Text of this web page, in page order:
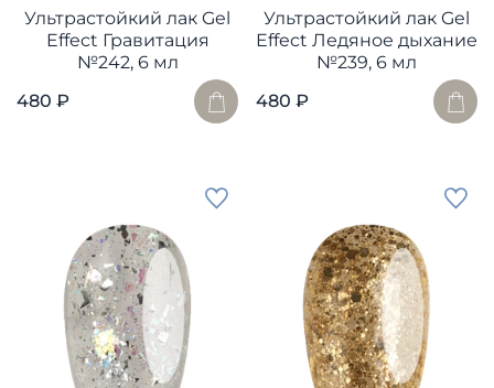
Ультрастойкий лак Gel
Effect Гравитация
№242, 6 мл
480 ₽
Ультрастойкий лак Gel
Effect Ледяное дыхание
№239, 6 мл
480 ₽